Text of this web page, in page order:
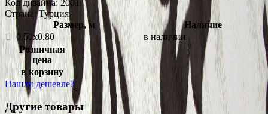
Код дизайна: 2001
Страна:Турция
Размер, м
Наличие
0.50x0.80
в наличии
Розничная
цена
в корзину
Нашли дешевле?
Другие товары